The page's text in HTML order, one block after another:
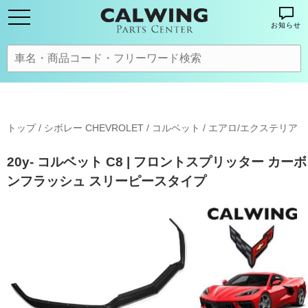
お知らせ
トップ/ シボレー CHEVROLET / コルベット / エアロ/エクステリア
20y- コルベット C8 | フロントスプリッター カーボ
ンフラッシュ スリーピースタイプ